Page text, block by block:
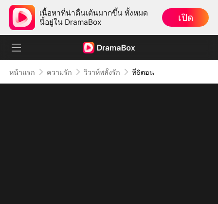
เนื้อหาที่น่าตื่นเต้นมากขึ้น ทั้งหมด
นี้อยู่ใน DramaBox
เปิด
หน้าแรก ความรัก วิวาห์พลั้งรัก ที่6ตอน